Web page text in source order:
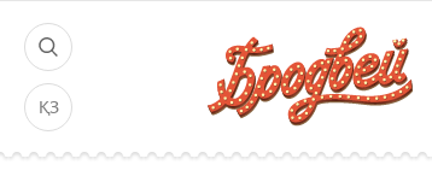
ҚЗ